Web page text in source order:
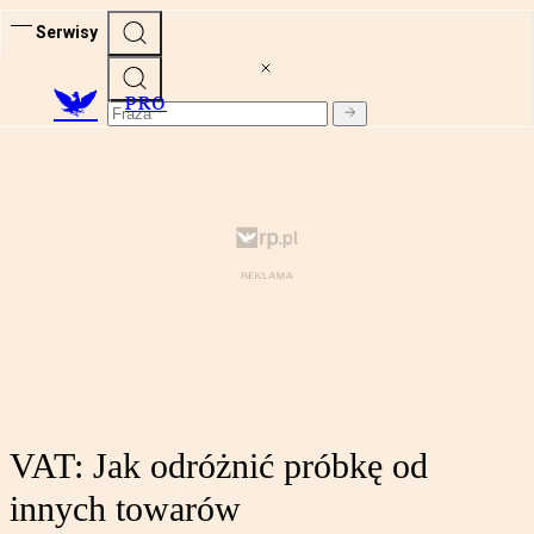
Serwisy
PRO
VAT: Jak odróżnić próbkę od
innych towarów